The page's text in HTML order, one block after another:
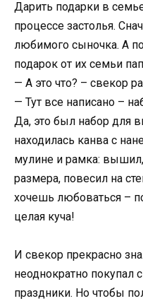
Дарить подарки в
процессе застолья.
любимого сыночка. А
подарок от их семьи
— А это что? – свекор
— Тут все написано –
Да, это был набор для
находилась канва с
мулине и рамка:
размера, повесил на
хочешь любоваться –
целая куча!
И свекор прекрасно
неоднократно
праздники. Но чтобы